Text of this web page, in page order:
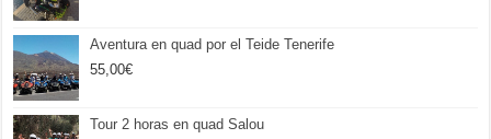
Aventura en quad por el Teide Tenerife
55,00€
Tour 2 horas en quad Salou